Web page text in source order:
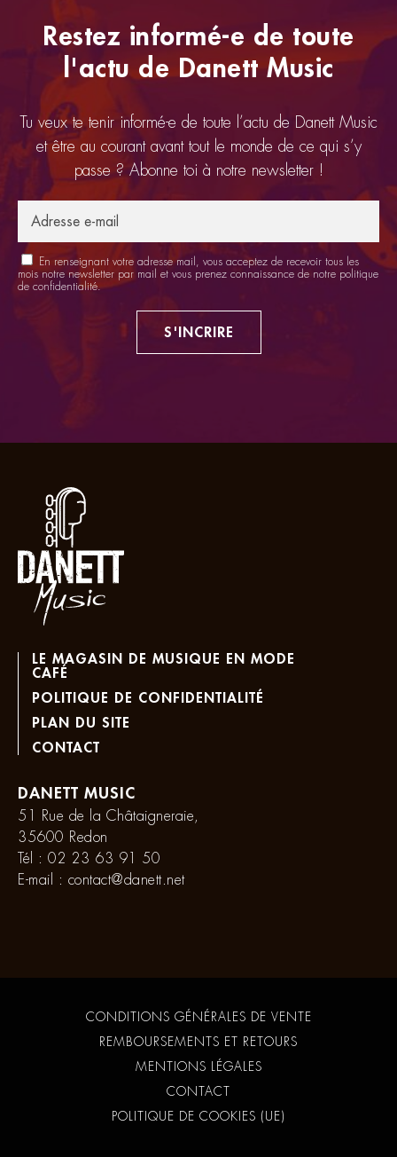
Restez informé-e de toute
l'actu de Danett Music
Tu veux te tenir informé-e de toute l’actu de Danett Music
et être au courant avant tout le monde de ce qui s’y
passe ? Abonne toi à notre newsletter !
En renseignant votre adresse mail, vous acceptez de recevoir tous les
mois notre newsletter par mail et vous prenez connaissance de notre politique
de confidentialité.
S'INCRIRE
LE MAGASIN DE MUSIQUE EN MODE
CAFÉ
POLITIQUE DE CONFIDENTIALITÉ
PLAN DU SITE
CONTACT
DANETT MUSIC
51 Rue de la Châtaigneraie,
35600 Redon
Tél : 02 23 63 91 50
E-mail : contact@danett.net
CONDITIONS GÉNÉRALES DE VENTE
REMBOURSEMENTS ET RETOURS
MENTIONS LÉGALES
CONTACT
POLITIQUE DE COOKIES (UE)